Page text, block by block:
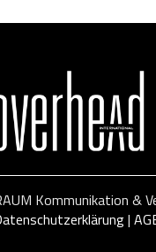
Kommunikation &
|